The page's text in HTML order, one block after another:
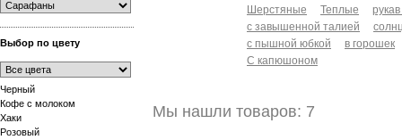
Выбор по цвету
Черный
Кофе с молоком
Хаки
Розовый
Шерстяные
Теплые
с завышенной талией
с пышной юбкой
в горошек
С капюшоном
Мы нашли товаров: 7